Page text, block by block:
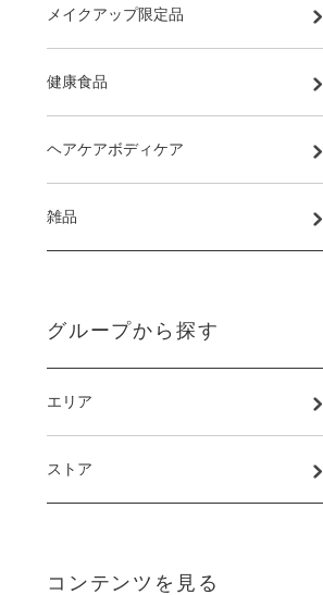
メイクアップ限定品
健康食品
ヘアケアボディケア
雑品
グループから探す
エリア
ストア
コンテンツを見る